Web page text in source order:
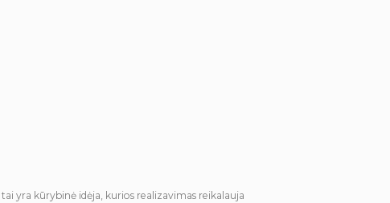
yra kūrybinė idėja, kurios realizavimas reikalauja